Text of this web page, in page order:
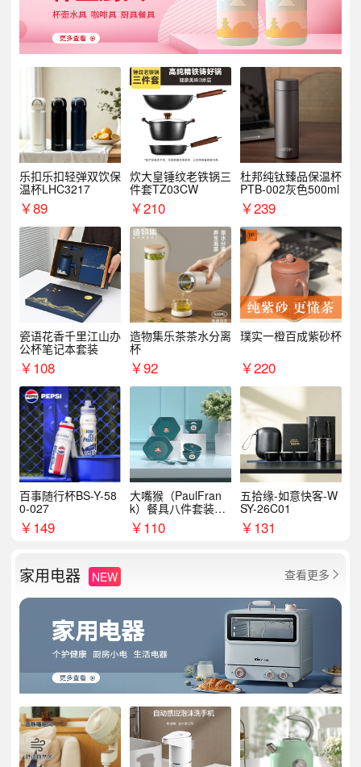
乐扣乐扣轻弹双饮保
温杯LHC3217
￥89
炊大皇锤纹老铁锅三
件套TZ03CW
￥210
杜邦纯钛臻品保温杯
PTB-002灰色500ml
￥239
瓷语花香千里江山办
公杯笔记本套装
￥108
造物集乐茶茶水分离
杯
￥92
璞实一橙百成紫砂杯
￥220
百事随行杯BS-Y-58
0-027
￥149
大嘴猴（PaulFran
k）餐具八件套装HC
T6007
￥110
五拾缘-如意快客-W
SY-26C01
￥131
家用电器 NEW 查看更多 